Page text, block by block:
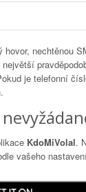
nechtěnou
je telefonní
KdoMiVolal.
vašeho